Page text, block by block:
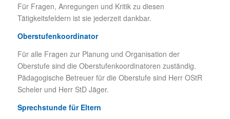
Für Fragen, Anregungen und Kritik zu diesen
Tätigkeitsfeldern ist sie jederzeit dankbar.
Oberstufenkoordinator
Für alle Fragen zur Planung und Organisation der
Oberstufe sind die Oberstufenkoordinatoren zuständig.
Pädagogische Betreuer für die Oberstufe sind Herr OStR
Scheler und Herr StD Jäger.
Sprechstunde für Eltern